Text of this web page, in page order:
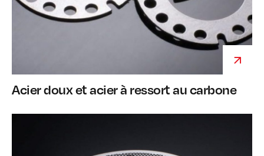
Acier doux et acier à ressort au carbone